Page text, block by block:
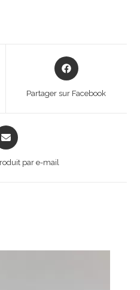
Partager sur Facebook
par e-mail